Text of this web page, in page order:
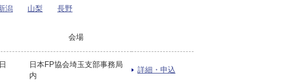
潟 山梨 長野
会場
日本FP協会埼玉支部事務局
内
詳細・申込